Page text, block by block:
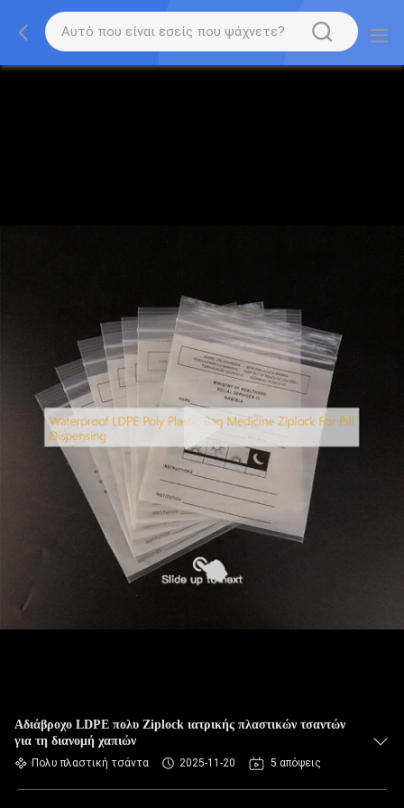
Αδιάβροχο LDPE πολυ Ziplock ιατρικής πλαστικών τσαντών
για τη διανομή χαπιών
Πολυ πλαστική τσάντα 2025-11-20 5 απόψεις